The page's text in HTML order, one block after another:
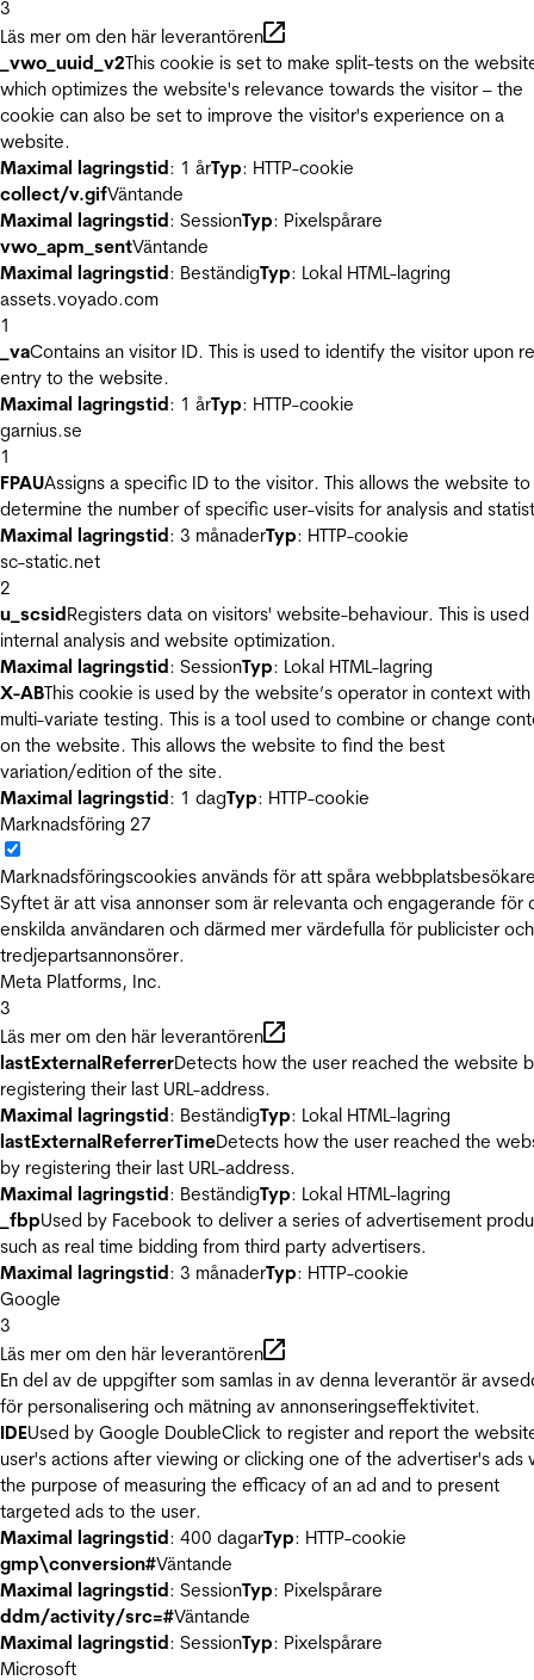
3
Läs mer om den här leverantören
_vwo_uuid_v2This cookie is set to make split-tests on the
which optimizes the website's relevance towards the visitor – the
cookie can also be set to improve the visitor's experience on a
website.
Maximal lagringstid: 1 årTyp: HTTP-cookie
collect/v.gifVäntande
Maximal lagringstid: SessionTyp: Pixelspårare
vwo_apm_sentVäntande
Maximal lagringstid: BeständigTyp: Lokal HTML-lagring
assets.voyado.com
1
_vaContains an visitor ID. This is used to identify the visitor upon
entry to the website.
Maximal lagringstid: 1 årTyp: HTTP-cookie
garnius.se
1
FPAUAssigns a specific ID to the visitor. This allows the website to
determine the number of specific user-visits for analysis and
Maximal lagringstid: 3 månaderTyp: HTTP-cookie
sc-static.net
2
u_scsidRegisters data on visitors' website-behaviour. This is
internal analysis and website optimization.
Maximal lagringstid: SessionTyp: Lokal HTML-lagring
X-ABThis cookie is used by the website’s operator in context with
multi-variate testing. This is a tool used to combine or change
on the website. This allows the website to find the best
variation/edition of the site.
Maximal lagringstid: 1 dagTyp: HTTP-cookie
Marknadsföring 27
Marknadsföringscookies används för att spåra
Syftet är att visa annonser som är relevanta och engagerande för
enskilda användaren och därmed mer värdefulla för publicister och
tredjepartsannonsörer.
Meta Platforms, Inc.
3
Läs mer om den här leverantören
lastExternalReferrerDetects how the user reached the website
registering their last URL-address.
Maximal lagringstid: BeständigTyp: Lokal HTML-lagring
lastExternalReferrerTimeDetects how the user reached the
by registering their last URL-address.
Maximal lagringstid: BeständigTyp: Lokal HTML-lagring
_fbpUsed by Facebook to deliver a series of advertisement
such as real time bidding from third party advertisers.
Maximal lagringstid: 3 månaderTyp: HTTP-cookie
Google
3
Läs mer om den här leverantören
En del av de uppgifter som samlas in av denna leverantör är
för personalisering och mätning av annonseringseffektivitet.
IDEUsed by Google DoubleClick to register and report the
user's actions after viewing or clicking one of the advertiser's ads
the purpose of measuring the efficacy of an ad and to present
targeted ads to the user.
Maximal lagringstid: 400 dagarTyp: HTTP-cookie
gmp\conversion#Väntande
Maximal lagringstid: SessionTyp: Pixelspårare
ddm/activity/src=#Väntande
Maximal lagringstid: SessionTyp: Pixelspårare
Microsoft